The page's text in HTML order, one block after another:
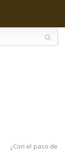
¿Con el paso de